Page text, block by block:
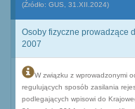
(Źródło: GUS, 31.XII.2024)
Osoby fizyczne prowadzące
2007
W związku z wprowadzonymi
regulujących sposób zasilania
podlegających wpisowi do